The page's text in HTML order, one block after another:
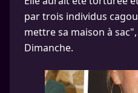
par trois individus
mettre sa maison à
Dimanche.